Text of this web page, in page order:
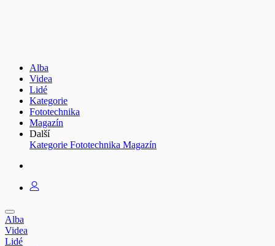
Alba
Videa
Lidé
Kategorie
Fototechnika
Magazín
Další
Kategorie Fototechnika Magazín
Alba
Videa
Lidé